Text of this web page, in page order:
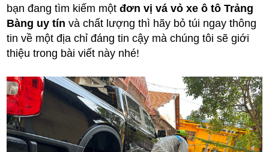
bạn đang tìm kiếm mộtđơn vị vá vỏ xe ô tô Trảng
Bàng uy tín và chất lượng thì hãy bỏ túi ngay thông
tin về một địa chỉ đáng tin cậy mà chúng tôi sẽ giới
thiệu trong bài viết này nhé!